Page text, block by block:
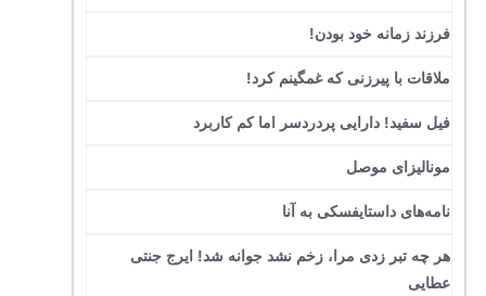
فرزند زمانه خود بودن!
ملاقات با پیرزنی که غمگینم کرد!
فیل سفید! دارایی پردردسر اما کم کاربرد
مونالیزای موصل
نامه‌های داستایفسکی به آنا
هر چه تبر زدی مرا، زخم نشد جوانه شد! ایرج جنتی
عطایی